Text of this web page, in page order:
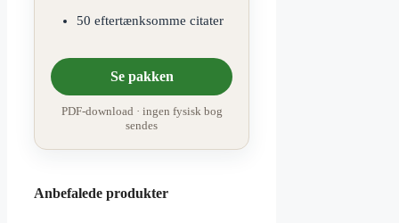
50 eftertænksomme citater
Se pakken
PDF-download · ingen fysisk bog
sendes
Anbefalede produkter